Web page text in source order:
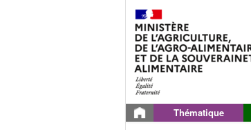
Thématique